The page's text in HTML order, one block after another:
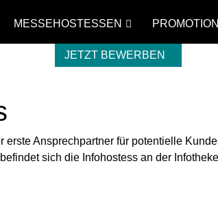
MESSEHOSTESSEN PROMOTION
JETZT BEWERBEN
erste Ansprechpartner für potentielle
sich die Infohostess an der